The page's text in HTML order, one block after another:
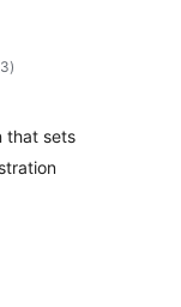
total
de
)
that sets